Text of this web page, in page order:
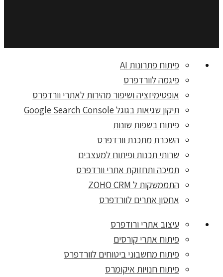
פיתוח פתרונות AI
פיגמה לוורדפרס
אופטימיזציה ושיפור מהירות לאתרי וורדפרס
תיקון שגיאות בגוגל Google Search Console
פיתוח בשפות שונות
השכרת מתכנת וורדפרס
שרותי תכנות ופיתוח למעצבים
תמיכה ותחזוקת אתרי וורדפרס
התממשקות ל ZOHO CRM
אחסון אתרים לוורדפרס
עיצוב אתרי ורודפרס
פיתוח אתרי קורסים
פיתוח מחשבוני ביטוחים לוורדפרס
פיתוח חנויות איקומרס